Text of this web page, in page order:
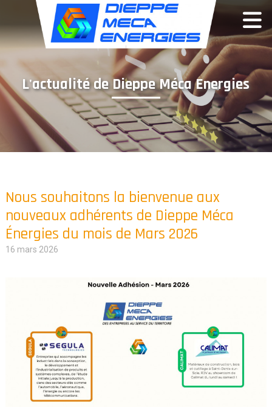
L'actualité de Dieppe Méca Energies
Nous souhaitons la bienvenue aux
nouveaux adhérents de Dieppe Méca
Énergies du mois de Mars 2026
16 mars 2026
Panneau de gestion des cookies